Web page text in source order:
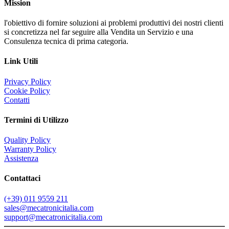
Mission
l'obiettivo di fornire soluzioni ai problemi produttivi dei nostri clienti
si concretizza nel far seguire alla Vendita un Servizio e una
Consulenza tecnica di prima categoria.
Link Utili
Privacy Policy
Cookie Policy
Contatti
Termini di Utilizzo
Quality Policy
Warranty Policy
Assistenza
Contattaci
(+39) 011 9559 211
sales@mecatronicitalia.com
support@mecatronicitalia.com